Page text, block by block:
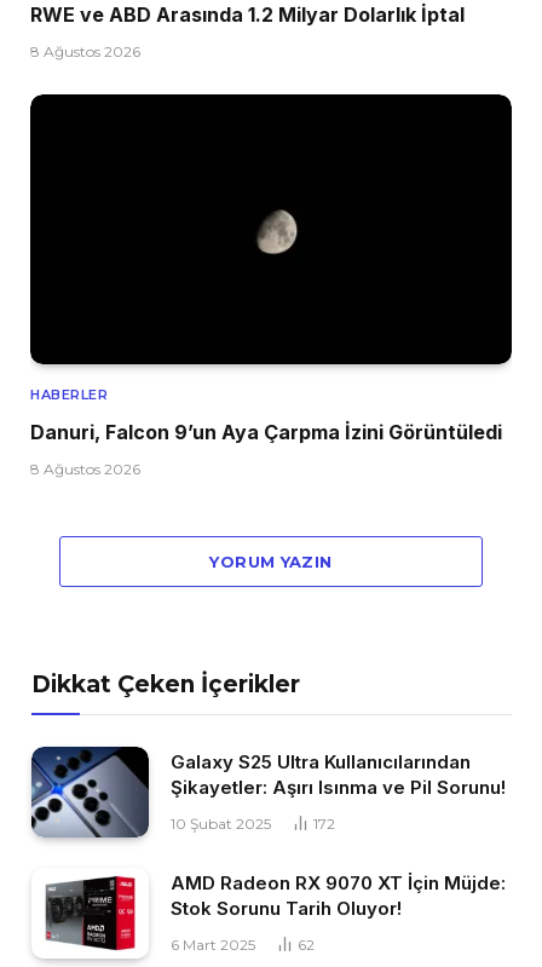
RWE ve ABD Arasında 1.2 Milyar Dolarlık İptal
8 Ağustos 2026
HABERLER
Danuri, Falcon 9’un Aya Çarpma İzini Görüntüledi
8 Ağustos 2026
YORUM YAZIN
Dikkat Çeken İçerikler
Galaxy S25 Ultra Kullanıcılarından
Şikayetler: Aşırı Isınma ve Pil Sorunu!
10 Şubat 2025 172
AMD Radeon RX 9070 XT İçin Müjde:
Stok Sorunu Tarih Oluyor!
6 Mart 2025 62